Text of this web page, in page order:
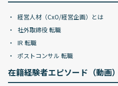
経営人材（CxO/経営企画）とは
社外取締役 転職
IR 転職
ポストコンサル 転職
在籍経験者エピソード（動画）